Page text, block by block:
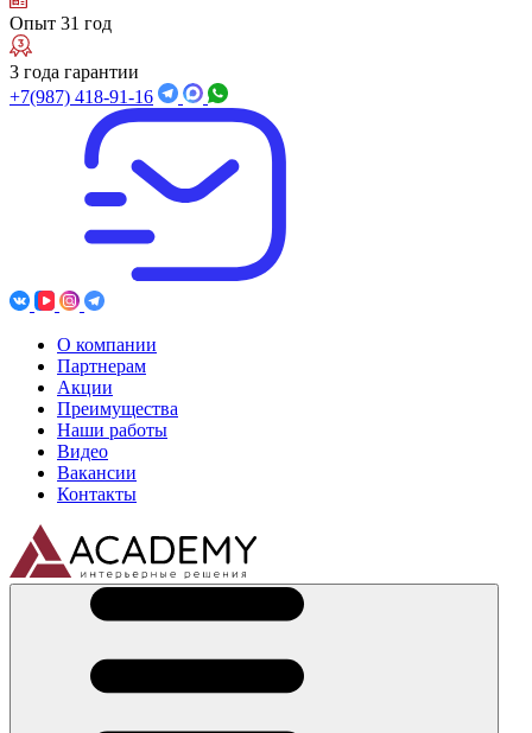
Опыт 31 год
3 года гарантии
+7(987) 418-91-16
О компании
Партнерам
Акции
Преимущества
Наши работы
Видео
Вакансии
Контакты